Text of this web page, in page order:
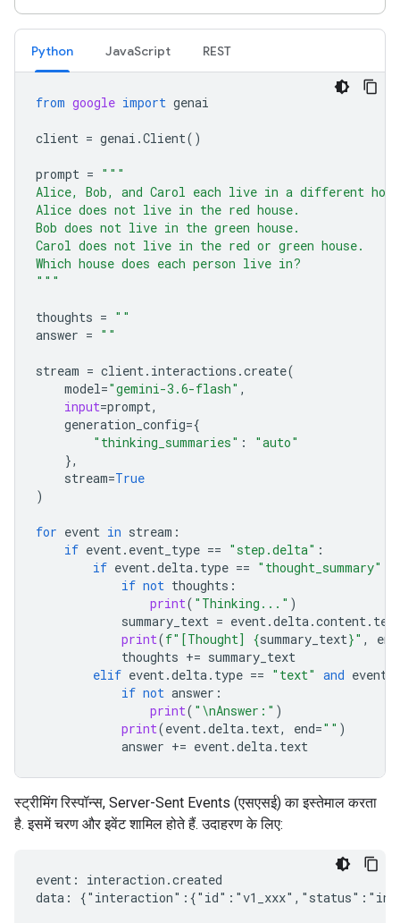
Python JavaScript REST
from google import genai
client = genai .Client()
prompt = """
Alice, Bob, and Carol each live in a different
Alice does not live in the red house.
Bob does not live in the green house.
Carol does not live in the red or green house.
Which house does each person live in?
"""
thoughts = ""
answer = ""
stream = client. interactions .create(
model="gemini-3.6-flash" ,
input=prompt,
generation_config={
"thinking_summaries" :
"auto"
},
stream=True
)
for event in stream :
if event. event_type == "step.delta" :
if event.delta. type == "thought_summary"
if not thoughts :
print( "Thinking..." )
summary_text = event.delta.content.
print(f"[Thought] {summary_text}" , end
thoughts += summary_text
elif event.delta. type == "text" and event
if not answer :
print( " \nAnswer:" )
print(event.delta. text, end="" )
answer += event.delta. text
स्ट्रीमिंग रिस्पॉन्स, Server-Sent Events (एसएसई) का इस्तेमाल करता
है. इसमें चरण और इवेंट शामिल होते हैं. उदाहरण के लिए:
event: interaction.created
data: